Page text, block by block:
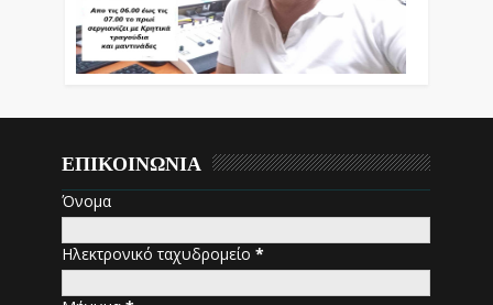
ΕΠΙΚΟΙΝΩΝΙΑ
Όνομα
Ηλεκτρονικό ταχυδρομείο*